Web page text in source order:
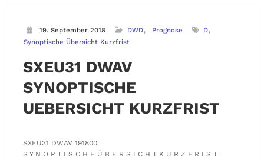
19. September 2018 DWD Prognose
D
Synoptische Übersicht Kurzfrist
SXEU31 DWAV
SYNOPTISCHE
UEBERSICHT KURZFRIST
SXEU31 DWAV 191800
S Y N O P T I S C H E Ü B E R S I C H T K U R Z F R I S T